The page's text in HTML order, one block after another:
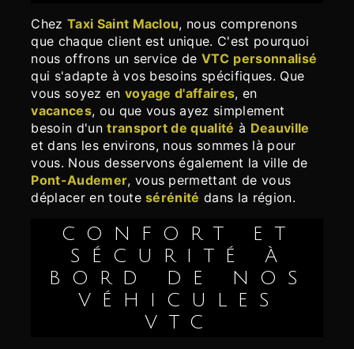
Chez Taxi Saint Maclou, nous comprenons
que chaque client est unique. C'est pourquoi
nous offrons un service deVTC personnalisé
qui s'adapte à vos besoins spécifiques. Que
vous soyez en voyage d'affaires, en
vacances, ou que vous ayez simplement
besoin d'untransport de qualité à Deauville
et dans les environs, nous sommes là pour
vous. Nous desservons également la ville de
Pont-Audemer, vous permettant de vous
déplacer en toutesérénité dans la région.
CONFORT ET
SÉCURITÉ À
BORD DE NOS
VÉHICULES
VTC